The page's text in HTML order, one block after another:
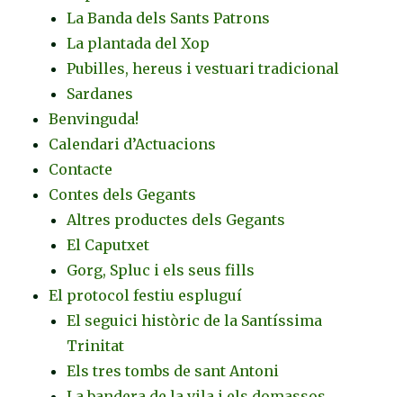
La Banda dels Sants Patrons
La plantada del Xop
Pubilles, hereus i vestuari tradicional
Sardanes
Benvinguda!
Calendari d’Actuacions
Contacte
Contes dels Gegants
Altres productes dels Gegants
El Caputxet
Gorg, Spluc i els seus fills
El protocol festiu espluguí
El seguici històric de la Santíssima
Trinitat
Els tres tombs de sant Antoni